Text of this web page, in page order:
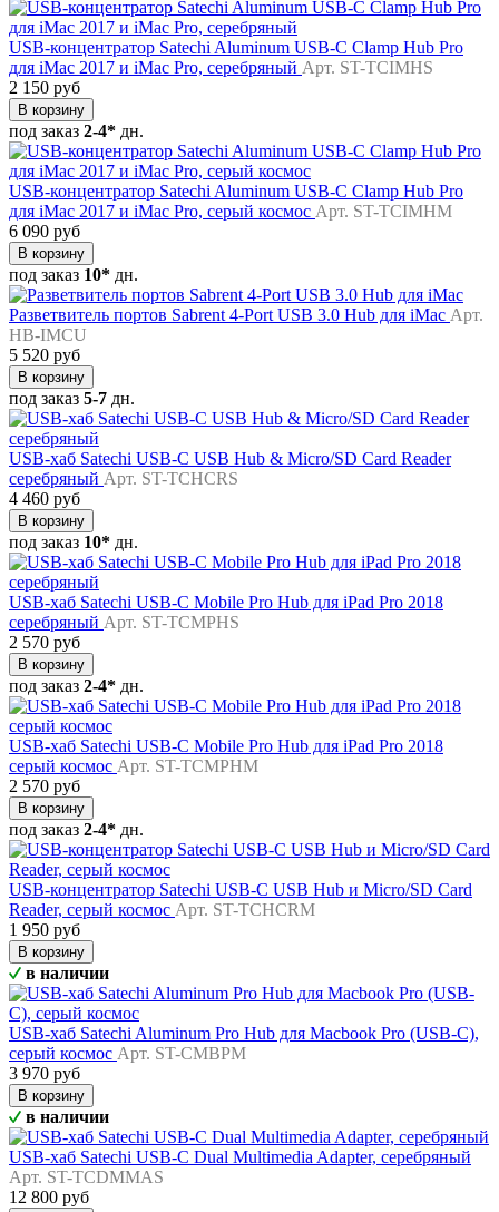
USB-концентратор Satechi Aluminum USB-C Clamp Hub Pro
для iMac 2017 и iMac Pro, серебряный Арт. ST-TCIMHS
2 150 руб
В корзину
под заказ 2-4* дн.
USB-концентратор Satechi Aluminum USB-C Clamp Hub Pro
для iMac 2017 и iMac Pro, серый космос Арт. ST-TCIMHM
6 090 руб
В корзину
под заказ 10* дн.
Разветвитель портов Sabrent 4-Port USB 3.0 Hub для iMac Арт.
HB-IMCU
5 520 руб
В корзину
под заказ 5-7 дн.
USB-хаб Satechi USB-C USB Hub & Micro/SD Card Reader
серебряный Арт. ST-TCHCRS
4 460 руб
В корзину
под заказ 10* дн.
USB-хаб Satechi USB-C Mobile Pro Hub для iPad Pro 2018
серебряный Арт. ST-TCMPHS
2 570 руб
В корзину
под заказ 2-4* дн.
USB-хаб Satechi USB-C Mobile Pro Hub для iPad Pro 2018
серый космос Арт. ST-TCMPHM
2 570 руб
В корзину
под заказ 2-4* дн.
USB-концентратор Satechi USB-C USB Hub и Micro/SD Card
Reader, серый космос Арт. ST-TCHCRM
1 950 руб
В корзину
в наличии
USB-хаб Satechi Aluminum Pro Hub для Macbook Pro (USB-C),
серый космос Арт. ST-CMBPM
3 970 руб
В корзину
в наличии
USB-хаб Satechi USB-C Dual Multimedia Adapter, серебряный
Арт. ST-TCDMMAS
12 800 руб